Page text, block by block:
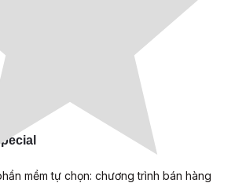
viết
mềm tự chọn: chương trình bán hàng